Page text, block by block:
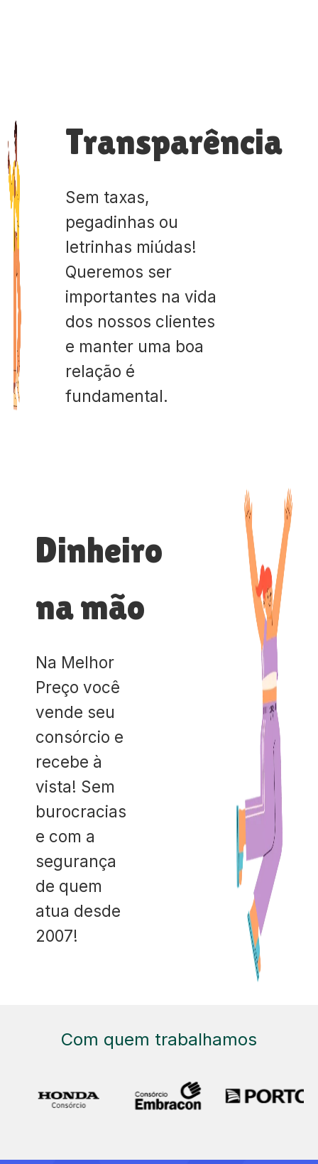
Transparência
Sem taxas,
pegadinhas ou
letrinhas miúdas!
Queremos ser
importantes na vida
dos nossos clientes
e manter uma boa
relação é
fundamental.
Dinheiro
na mão
Na Melhor
Preço você
vende seu
consórcio e
recebe à
vista! Sem
burocracias
e com a
segurança
de quem
atua desde
2007!
Com quem trabalhamos